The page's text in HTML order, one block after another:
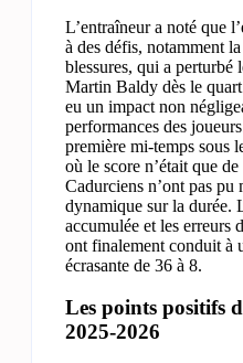
L’entraîneur a noté que
à des défis, notamment
blessures, qui a perturbé
Martin Baldy dès le quart
eu un impact non
performances des
première mi-temps sous
où le score n’était que
Cadurciens n’ont pas pu
dynamique sur la durée.
accumulée et les erreurs
ont finalement conduit à
écrasante de 36 à 8.
Les points positifs
2025-2026